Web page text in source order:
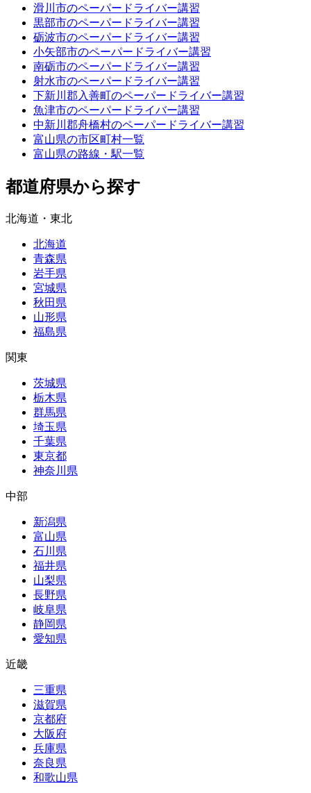
滑川市のペーパードライバー講習
黒部市のペーパードライバー講習
砺波市のペーパードライバー講習
小矢部市のペーパードライバー講習
南砺市のペーパードライバー講習
射水市のペーパードライバー講習
下新川郡入善町のペーパードライバー講習
魚津市のペーパードライバー講習
中新川郡舟橋村のペーパードライバー講習
富山県の市区町村一覧
富山県の路線・駅一覧
都道府県から探す
北海道・東北
北海道
青森県
岩手県
宮城県
秋田県
山形県
福島県
関東
茨城県
栃木県
群馬県
埼玉県
千葉県
東京都
神奈川県
中部
新潟県
富山県
石川県
福井県
山梨県
長野県
岐阜県
静岡県
愛知県
近畿
三重県
滋賀県
京都府
大阪府
兵庫県
奈良県
和歌山県